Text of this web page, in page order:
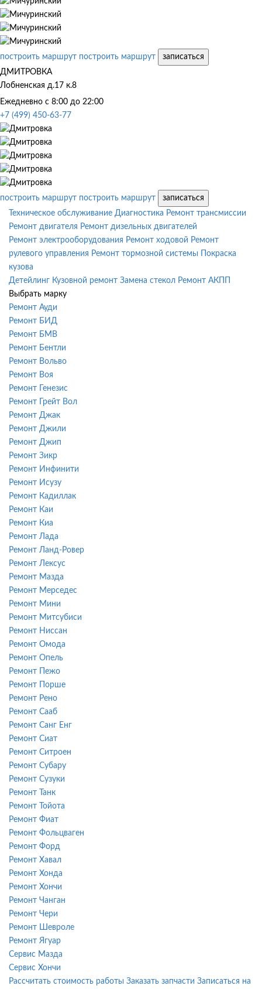
построить маршрут построить маршрут
записаться
ДМИТРОВКА
Лобненская д.17 к.8
Ежедневно с 8:00 до 22:00
+7 (499) 450-63-77
построить маршрут построить маршрут
записаться
Техническое обслуживание Диагностика Ремонт трансмиссии
Ремонт двигателя Ремонт дизельных двигателей
Ремонт электрооборудования Ремонт ходовой Ремонт
рулевого управления Ремонт тормозной системы
Покраска
кузова
Детейлинг Кузовной ремонт Замена стекол Ремонт АКПП
Выбрать марку
Ремонт Ауди
Ремонт БИД
Ремонт БМВ
Ремонт Бентли
Ремонт Вольво
Ремонт Воя
Ремонт Генезис
Ремонт Грейт Вол
Ремонт Джак
Ремонт Джили
Ремонт Джип
Ремонт Зикр
Ремонт Инфинити
Ремонт Исузу
Ремонт Кадиллак
Ремонт Каи
Ремонт Киа
Ремонт Лада
Ремонт Ланд-Ровер
Ремонт Лексус
Ремонт Мазда
Ремонт Мерседес
Ремонт Мини
Ремонт Митсубиси
Ремонт Ниссан
Ремонт Омода
Ремонт Опель
Ремонт Пежо
Ремонт Порше
Ремонт Рено
Ремонт Сааб
Ремонт Санг Енг
Ремонт Сиат
Ремонт Ситроен
Ремонт Субару
Ремонт Сузуки
Ремонт Танк
Ремонт Тойота
Ремонт Фиат
Ремонт Фольцваген
Ремонт Форд
Ремонт Хавал
Ремонт Хонда
Ремонт Хончи
Ремонт Чанган
Ремонт Чери
Ремонт Шевроле
Ремонт Ягуар
Сервис Мазда
Сервис Хончи
Рассчитать стоимость работы Заказать запчасти Записаться на